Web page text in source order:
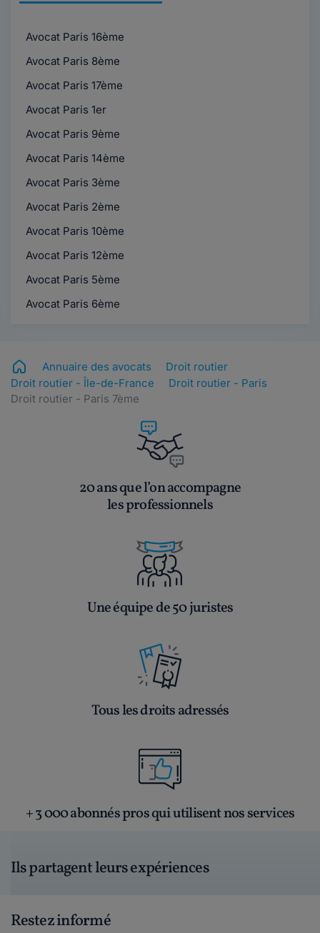
Avocat Paris 16ème
Avocat Paris 8ème
Avocat Paris 17ème
Avocat Paris 1er
Avocat Paris 9ème
Avocat Paris 14ème
Avocat Paris 3ème
Avocat Paris 2ème
Avocat Paris 10ème
Avocat Paris 12ème
Avocat Paris 5ème
Avocat Paris 6ème
Annuaire des avocats
Droit routier
Droit routier - Île-de-France
Droit routier - Paris
Droit routier - Paris 7ème
20 ans que l’on accompagne
les professionnels
Une équipe de 50 juristes
Tous les droits adressés
+ 3 000 abonnés pros qui utilisent nos services
Ils partagent leurs expériences
Restez informé